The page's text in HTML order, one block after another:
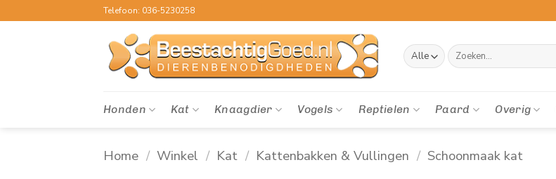
naar
Telefoon: 036-5230258
Zoeken
naar:
Honden Kat Knaagdier Vogels Reptielen Paard Overig
Home / Winkel / Kat / Kattenbakken & Vullingen / Schoonmaak kat